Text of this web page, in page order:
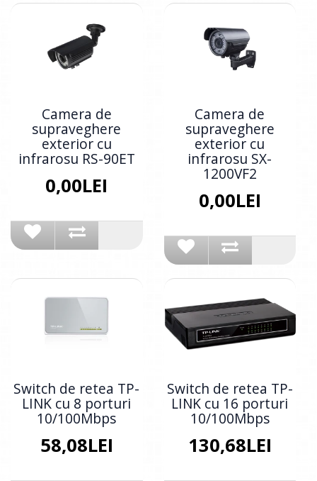
Camera de
supraveghere
exterior cu
infrarosu RS-90ET
0,00LEI
Camera de
supraveghere
exterior cu
infrarosu SX-
1200VF2
0,00LEI
Switch de retea TP-
LINK cu 8 porturi
10/100Mbps
58,08LEI
Switch de retea TP-
LINK cu 16 porturi
10/100Mbps
130,68LEI